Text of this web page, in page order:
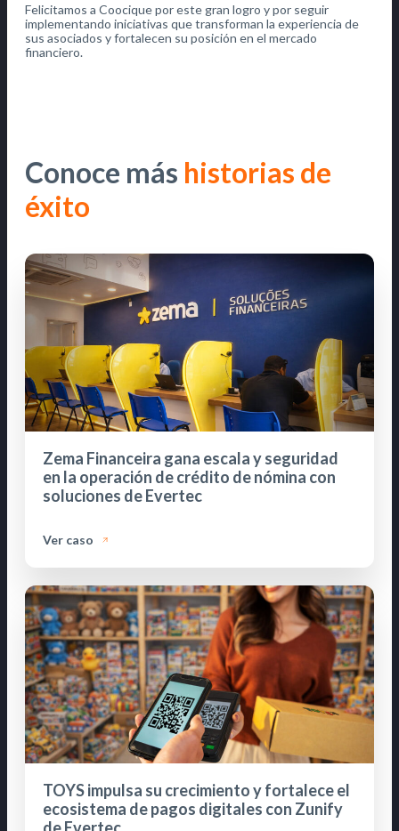
Felicitamos a Coocique por este gran logro y por seguir
implementando iniciativas que transforman la experiencia de
sus asociados y fortalecen su posición en el mercado
financiero.
Conoce más historias de
éxito
Zema Financeira gana escala y seguridad
en la operación de crédito de nómina con
soluciones de Evertec
Ver caso
TOYS impulsa su crecimiento y fortalece el
ecosistema de pagos digitales con Zunify